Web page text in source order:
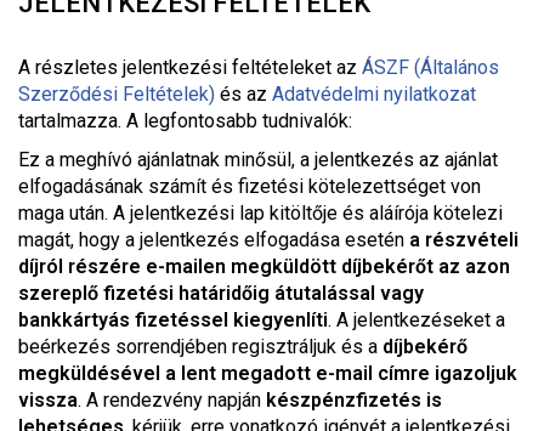
A részletes jelentkezési feltételeket az ÁSZF (Általános
Szerződési Feltételek) és az Adatvédelmi nyilatkozat
tartalmazza. A legfontosabb tudnivalók:
Ez a meghívó ajánlatnak minősül, a jelentkezés az ajánlat
elfogadásának számít és fizetési kötelezettséget von
maga után. A jelentkezési lap kitöltője és aláírója kötelezi
magát, hogy a jelentkezés elfogadása esetén a részvételi
díjról részére e-mailen megküldött díjbekérőt az azon
szereplő fizetési határidőig átutalással vagy
bankkártyás fizetéssel kiegyenlíti. A jelentkezéseket a
beérkezés sorrendjében regisztráljuk és a díjbekérő
megküldésével a lent megadott e-mail címre igazoljuk
vissza. A rendezvény napján készpénzfizetés is